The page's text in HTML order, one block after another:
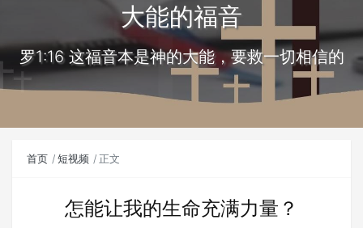
大能的福音
罗1:16 这福音本是神的大能，要救一切相信的
首页 短视频 正文
怎能让我的生命充满力量？